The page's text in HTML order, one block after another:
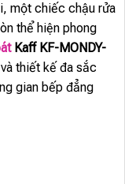
một chiếc chậu rửa
thể hiện phong
Kaff KF-MONDY-
thiết kế đa sắc
gian bếp đẳng